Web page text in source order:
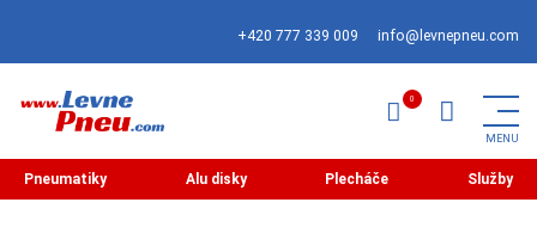
+420 777 339 009 info@levnepneu.com
Pneumatiky Alu disky Plecháče Služby